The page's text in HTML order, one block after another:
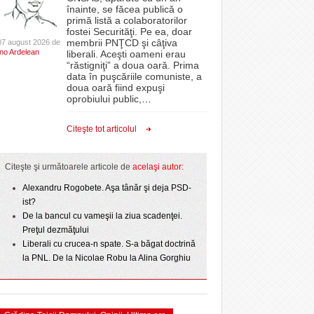
Superliga în
derby-urile
atacă
o nou-promovată
ce a pierdut
- 3 August 2026
Filmul „Ultimul ingredient”, o poveste a
Banatului în competiția internațională Food Film
Menu/VIDEO- 5 August 2026
Aflați secretele Timișoarei în cadrul unui nou tur
gratuit organizat de Asociația Turism Alternativ-
View all
proiectelor derulate de instituție din fonduri
europene/FOTO
ANAF oferă persoanelor fizice posibilitatea să
beneficieze de Declarația Unică 212
precompletată- 25 November 2025
CLIPURI VIDEO
JOCURI ONLINE
DIVERSE
FARMACII DIN
TIMIŞOARA
HARTA TIMIŞOAREI
LICEE, ŞCOLI ŞI
SFATUL MEDICULUI
august 2026 de
Ardelean
înainte, se făcea publică o
primă listă a colaboratorilor
fostei Securităţi. Pe ea, doar
membrii PNŢCD şi câţiva
liberali. Aceşti oameni erau
“răstigniţi” a doua oară. Prima
data în puşcăriile comuniste, a
doua oară fiind expuşi
oprobiului public,
Citeşte tot articolul
Citeşte şi următoarele articole de acelaşi autor:
Alexandru Rogobete. Aşa tânăr şi deja PSD-
ist?
De la bancul cu vameşii la ziua scadenţei.
Preţul dezmăţului
Liberali cu crucea-n spate. S-a băgat doctrină
la PNL. De la Nicolae Robu la Alina Gorghiu